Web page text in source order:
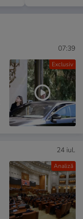
Exclusiv
07:39
Analiză
24 iul.